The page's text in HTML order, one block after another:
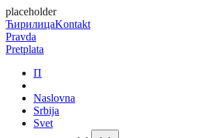
placeholder
ЋирилицаKontakt
Pravda
Pretplata
П
Naslovna
Srbija
Svet